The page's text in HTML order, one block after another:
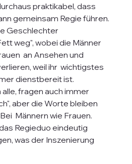
praktikabel, dass
gemeinsam Regie führen.
Geschlechter
weg", wobei die Männer
an Ansehen und
weil ihr  wichtigstes
dienstbereit ist.
fragen auch immer
aber die Worte bleiben
Männern wie Frauen.
Regieduo eindeutig
was der Inszenierung